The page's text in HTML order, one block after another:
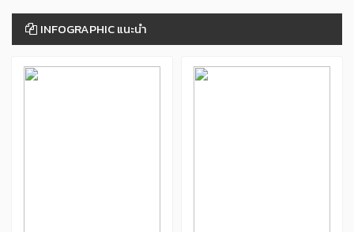
INFOGRAPHIC แนะนำ